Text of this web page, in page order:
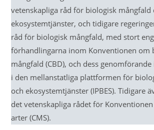
vetenskapliga råd för biologisk mångfald
ekosystemtjänster, och tidigare
råd för biologisk mångfald, med stort
förhandlingarna inom Konventionen om
mångfald (CBD), och dess
i den mellanstatliga plattformen för
och ekosystemtjänster (IPBES). Tidigare
det vetenskapliga rådet för
arter (CMS).